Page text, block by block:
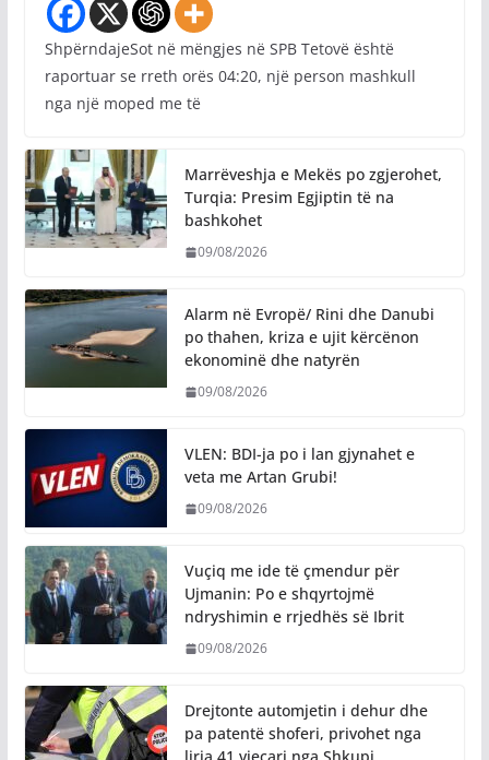
ShpërndajeSot në mëngjes në SPB Tetovë është
raportuar se rreth orës 04:20, një person mashkull
nga një moped me të
Marrëveshja e Mekës po zgjerohet,
Turqia: Presim Egjiptin të na
bashkohet
09/08/2026
Alarm në Evropë/ Rini dhe Danubi
po thahen, kriza e ujit kërcënon
ekonominë dhe natyrën
09/08/2026
VLEN: BDI-ja po i lan gjynahet e
veta me Artan Grubi!
09/08/2026
​Vuçiq me ide të çmendur për
Ujmanin: Po e shqyrtojmë
ndryshimin e rrjedhës së Ibrit
09/08/2026
Drejtonte automjetin i dehur dhe
pa patentë shoferi, privohet nga